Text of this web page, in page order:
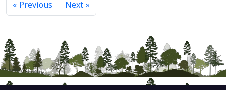
« Previous Next »